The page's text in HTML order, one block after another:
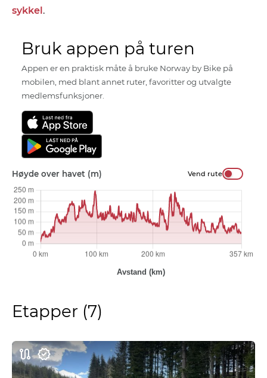
sykkel.
Bruk appen på turen
Appen er en praktisk måte å bruke Norway by Bike på
mobilen, med blant annet ruter, favoritter og utvalgte
medlemsfunksjoner.
Høyde over havet (m) Vend rute
Etapper (7)